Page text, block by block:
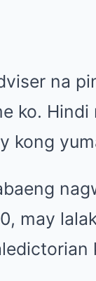
na
ko.
kong
may